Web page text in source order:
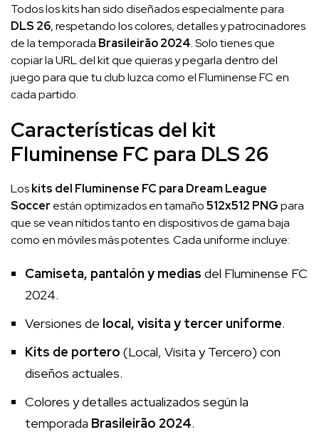
Todos los kits han sido diseñados especialmente para
DLS 26, respetando los colores, detalles y patrocinadores
de la temporada Brasileirão 2024. Solo tienes que
copiar la URL del kit que quieras y pegarla dentro del
juego para que tu club luzca como el Fluminense FC en
cada partido.
Características del kit
Fluminense FC para DLS 26
Loskits del Fluminense FC para Dream League
Soccer están optimizados en tamaño512x512 PNGpara
que se vean nítidos tanto en dispositivos de gama baja
como en móviles más potentes. Cada uniforme incluye:
Camiseta, pantalón y medias del Fluminense FC
2024.
Versiones de local, visita y tercer uniforme.
Kits de portero (Local, Visita y Tercero) con
diseños actuales.
Colores y detalles actualizados según la
temporada Brasileirão 2024.